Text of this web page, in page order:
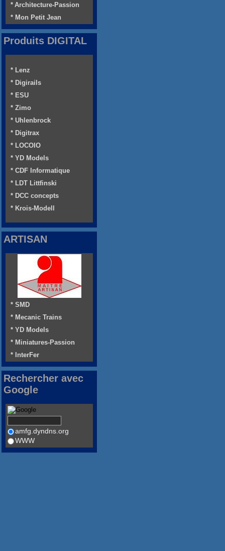
* Architecture-Passion
* Mon Petit Jean
Produits DIGITAL
* Lenz
* Digirails
* ESU
* Zimo
* Uhlenbrock
* Digitrax
* LOCOIO
* YD Models
* CDF Informatique
* LDT Littfinski
* DCC concepts
* Krois-Modell
ARTISAN
* SMD
* Mecanic Trains
* YD Models
* Miniatures-Passion
* InterFer
Rechercher avec
Google
amfg.dyndns.org
WWW